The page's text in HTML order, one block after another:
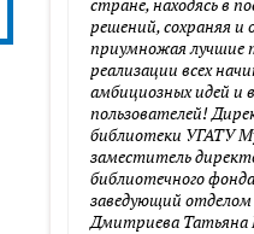
Ваш email
CAPTCHA
Введите символы с
решений, сохраняя и
приумножая лучшие
реализации всех
амбициозных идей и
пользователей!
библиотеки УГАТУ
заместитель
библиотечного
заведующий отделом
Дмитриева Татьяна